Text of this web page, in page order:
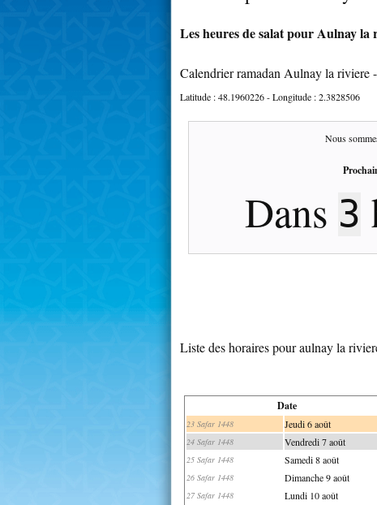
Les heures de salat pour Aulnay la
Calendrier ramadan Aulnay la riviere
Latitude :48.1960226- Longitude :2.3828506
Nous
Dans 3
Liste des horaires pour aulnay la
Date
23 Safar 1448 Jeudi 6 août
24 Safar 1448 Vendredi 7 août
25 Safar 1448 Samedi 8 août
26 Safar 1448 Dimanche 9 août
27 Safar 1448 Lundi 10 août